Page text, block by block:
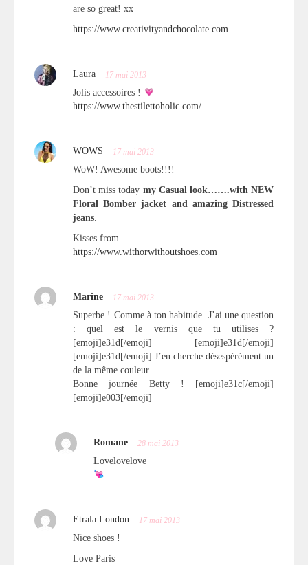
are so great! xx
https://www.creativityandchocolate.com
Laura 17 mai 2013
Jolis accessoires !
https://www.thestilettoholic.com/
WOWS 17 mai 2013
WoW! Awesome boots!!!!
Don’t miss today my Casual look…….with NEW
Floral Bomber jacket and amazing Distressed
jeans.
Kisses from
https://www.withorwithoutshoes.com
Marine 17 mai 2013
Superbe ! Comme à ton habitude. J’ai une question
: quel est le vernis que tu utilises ?
[emoji]e31d[/emoji] [emoji]e31d[/emoji]
[emoji]e31d[/emoji] J’en cherche désespérément un
de la même couleur.
Bonne journée Betty ! [emoji]e31c[/emoji]
[emoji]e003[/emoji]
Romane 28 mai 2013
Lovelovelove
Etrala London 17 mai 2013
Nice shoes !
Love Paris